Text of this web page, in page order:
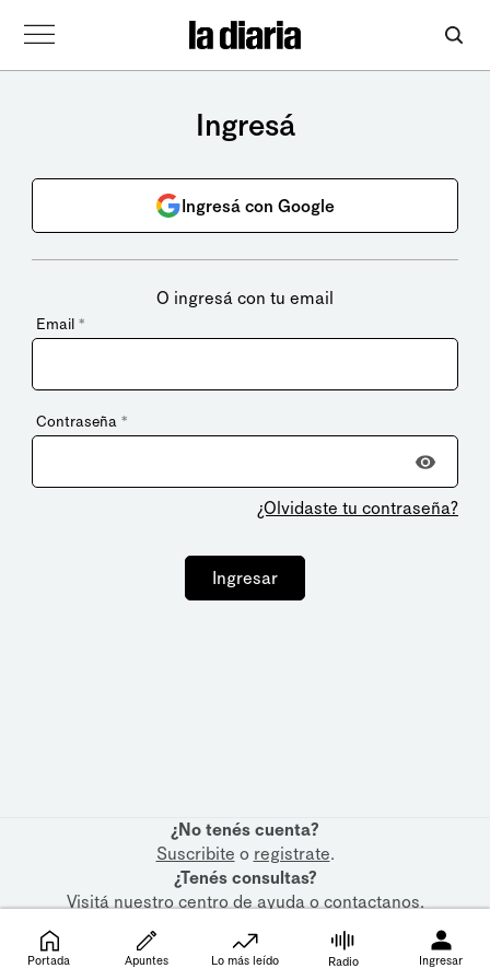
Ingresá
Ingresá con Google
O ingresá con tu email
Email *
Contraseña *
¿Olvidaste tu contraseña?
Ingresar
¿No tenés cuenta?
Suscribite o registrate.
¿Tenés consultas?
Visitá nuestrocentro de ayudaocontactanos.
Portada Apuntes Lo más leído Radio Ingresar